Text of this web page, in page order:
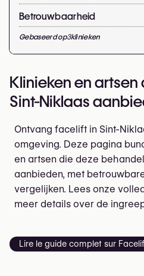
Betrouwbaarheid
Gebaseerd op3klinieken
Klinieken en
Sint-Niklaas
Ontvang facelift in Sint-
omgeving. Deze pagina
en artsen die deze
aanbieden, met
vergelijken. Lees onze
meer details over de
Lire le guide complet sur